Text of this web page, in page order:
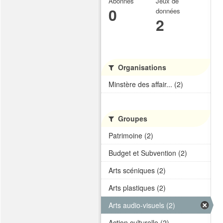
0
données
2
Organisations
Minstère des affair... (2)
Groupes
Patrimoine (2)
Budget et Subvention (2)
Arts scéniques (2)
Arts plastiques (2)
Arts audio-visuels (2)